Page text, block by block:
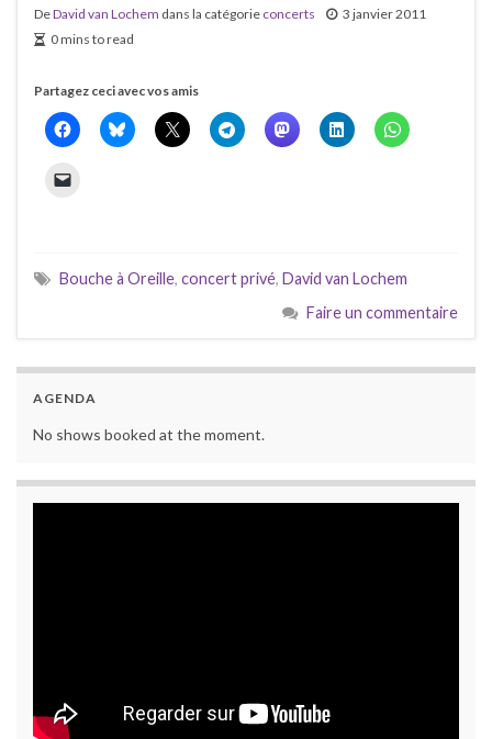
DeDavid van Lochem dans la catégorie concerts
3 janvier 2011
0 mins to read
Partagez ceci avec vos amis
Bouche à Oreille, concert privé, David van Lochem
Faire un commentaire
AGENDA
No shows booked at the moment.